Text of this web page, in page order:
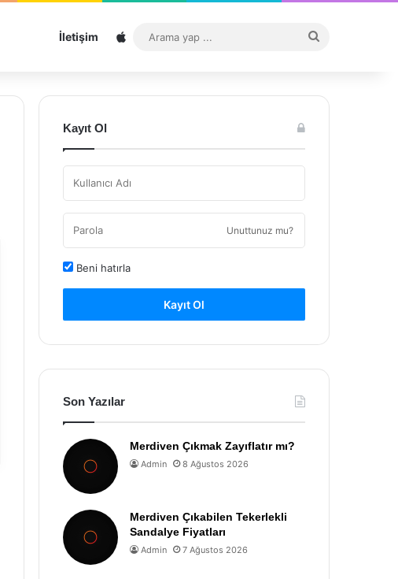
İletişim Sitemap
...
Kayıt Ol
Unuttunuz mu?
Beni hatırla
Kayıt Ol
Son Yazılar
Merdiven Çıkmak Zayıflatır mı?
Admin 8 Ağustos 2026
Merdiven Çıkabilen Tekerlekli
Sandalye Fiyatları
Admin 7 Ağustos 2026